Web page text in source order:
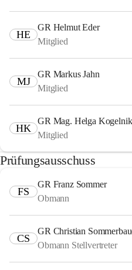
HE
GR Helmut Eder
Mitglied
MJ
GR Markus Jahn
Mitglied
HK
GR Mag. Helga Kogelnik
Mitglied
Prüfungsausschuss
FS
GR Franz Sommer
Obmann
CS
GR Christian
Obmann Stellvertreter